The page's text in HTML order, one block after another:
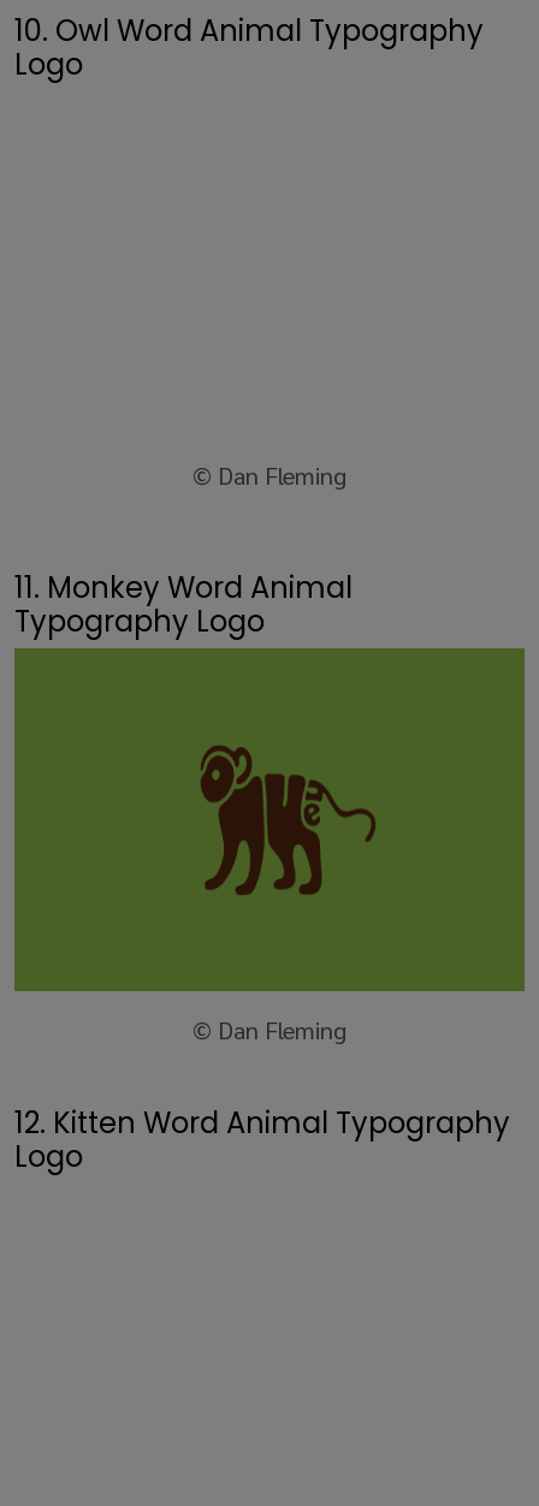
10. Owl Word Animal Typography
Logo
© Dan Fleming
11. Monkey Word Animal
Typography Logo
© Dan Fleming
12. Kitten Word Animal Typography
Logo